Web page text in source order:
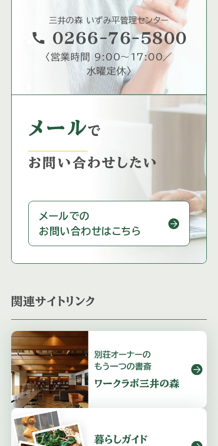
三井の森 いずみ平管理センター
call 0266-76-5800
〈 営業時間 9:00～17:00／
水曜定休〉
メールで
お問い合わせしたい
メールでの
お問い合わせはこちら
関連サイトリンク